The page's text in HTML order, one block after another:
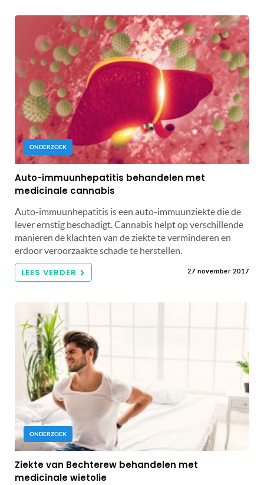
ONDERZOEK
Auto-immuunhepatitis behandelen met
medicinale cannabis
Auto-immuunhepatitis is een auto-immuunziekte die de
lever ernstig beschadigt. Cannabis helpt op verschillende
manieren de klachten van de ziekte te verminderen en
erdoor veroorzaakte schade te herstellen.
LEES VERDER 27 november 2017
ONDERZOEK
Ziekte van Bechterew behandelen met
medicinale wietolie